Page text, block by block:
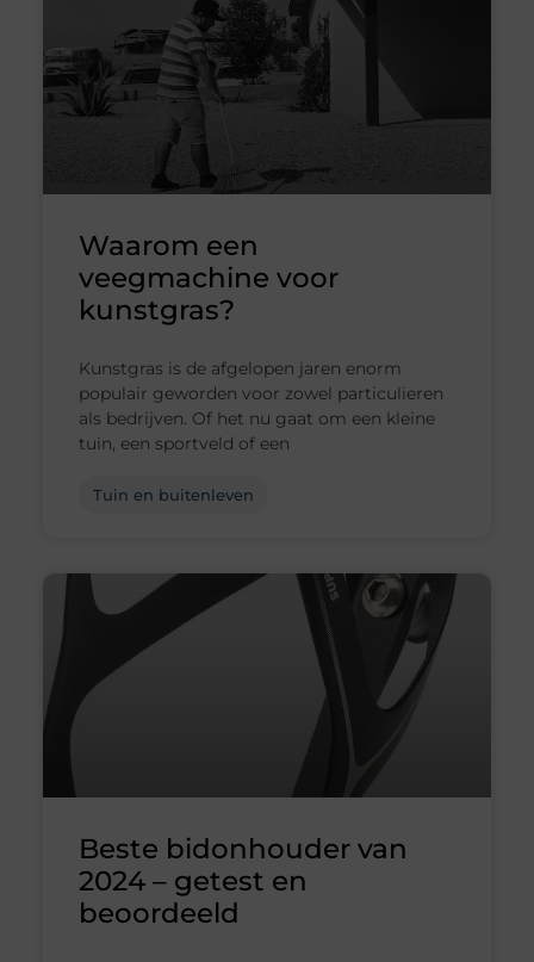
Waarom een
veegmachine voor
kunstgras?
Kunstgras is de afgelopen jaren enorm
populair geworden voor zowel particulieren
als bedrijven. Of het nu gaat om een kleine
tuin, een sportveld of een
Tuin en buitenleven
Beste bidonhouder van
2024 – getest en
beoordeeld